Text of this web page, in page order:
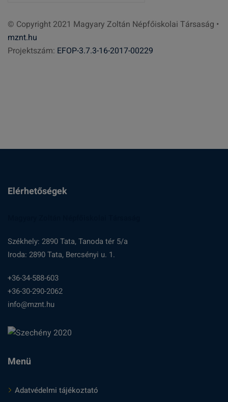
e
s
é
© Copyright 2021 Magyary Zoltán Népfőiskolai Társaság •
mznt.hu
Projektszám: EFOP-3.7.3-16-2017-00229
Elérhetőségek
Székhely: 2890 Tata, Tanoda tér 5/a
Iroda: 2890 Tata, Bercsényi u. 1.
+36-34-588-603
+36-30-290-2062
info@mznt.hu
Menü
Adatvédelmi tájékoztató